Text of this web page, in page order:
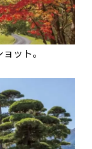
ット。